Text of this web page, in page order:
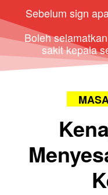
Sebelum sign
Boleh
sakit kepala